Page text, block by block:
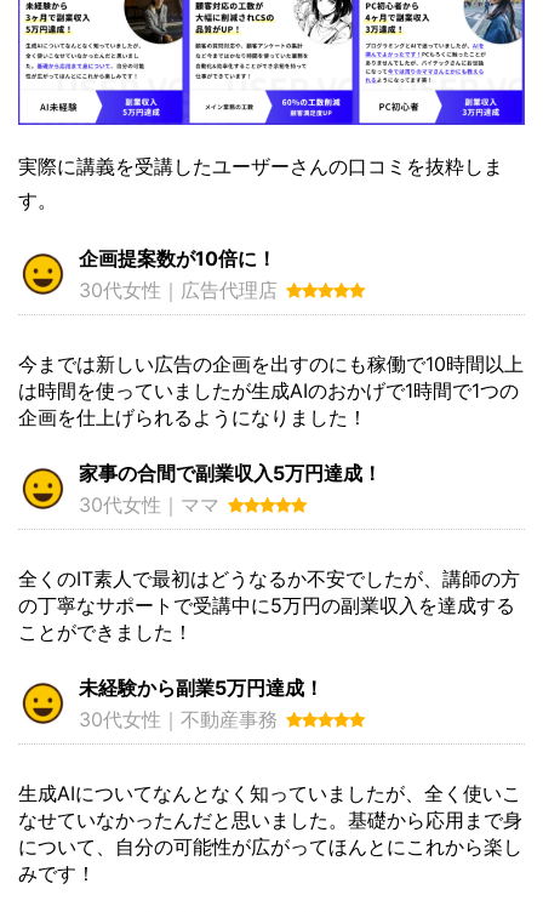
実際に講義を受講したユーザーさんの口コミを抜粋しま
す。
企画提案数が10倍に！
30代女性｜広告代理店
今までは新しい広告の企画を出すのにも稼働で10時間以上
は時間を使っていましたが生成AIのおかげで1時間で1つの
企画を仕上げられるようになりました！
家事の合間で副業収入5万円達成！
30代女性｜ママ
全くのIT素人で最初はどうなるか不安でしたが、講師の方
の丁寧なサポートで受講中に5万円の副業収入を達成する
ことができました！
未経験から副業5万円達成！
30代女性｜不動産事務
生成AIについてなんとなく知っていましたが、全く使いこ
なせていなかったんだと思いました。基礎から応用まで身
について、自分の可能性が広がってほんとにこれから楽し
みです！